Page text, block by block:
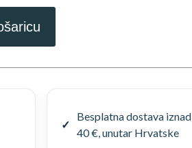
Besplatna dostava iznad
40 €, unutar Hrvatske